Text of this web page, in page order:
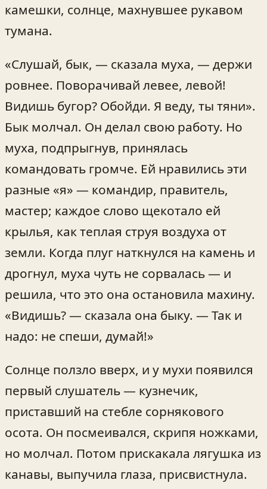
камешки, солнце, махнувшее рукавом
тумана.
«Слушай, бык, — сказала муха, — держи
ровнее. Поворачивай левее, левой!
Видишь бугор? Обойди. Я веду, ты тяни».
Бык молчал. Он делал свою работу. Но
муха, подпрыгнув, принялась
командовать громче. Ей нравились эти
разные «я» — командир, правитель,
мастер; каждое слово щекотало ей
крылья, как теплая струя воздуха от
земли. Когда плуг наткнулся на камень и
дрогнул, муха чуть не сорвалась — и
решила, что это она остановила махину.
«Видишь? — сказала она быку. — Так и
надо: не спеши, думай!»
Солнце ползло вверх, и у мухи появился
первый слушатель — кузнечик,
приставший на стебле сорнякового
осота. Он посмеивался, скрипя ножками,
но молчал. Потом прискакала лягушка из
канавы, выпучила глаза, присвистнула.